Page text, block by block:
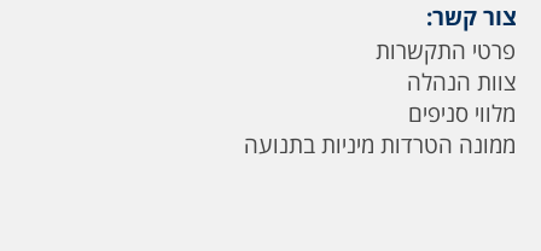
צור קשר:
פרטי התקשרות
צוות הנהלה
מלווי סניפים
ממונה הטרדות מיניות בתנועה